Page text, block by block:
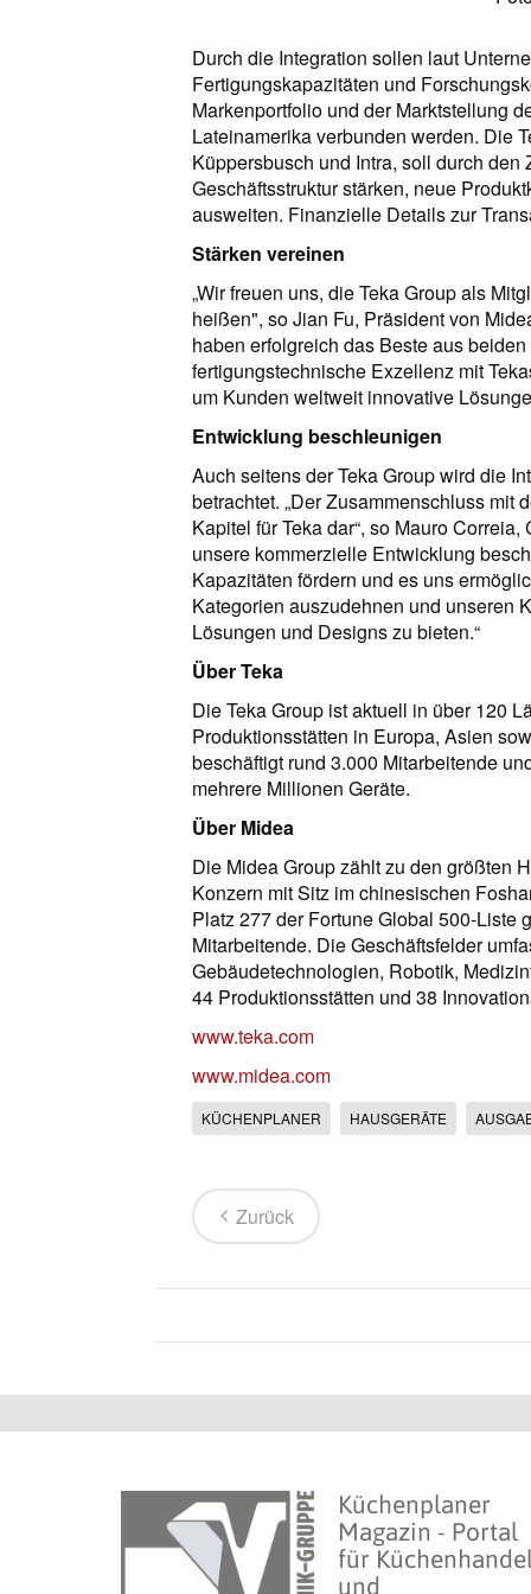
Durch die Integration sollen laut
Fertigungskapazitäten und
Markenportfolio und der Marktstellung
Lateinamerika verbunden werden. Die
Küppersbusch und Intra, soll durch
Geschäftsstruktur stärken, neue
ausweiten. Finanzielle Details zur
Stärken vereinen
„Wir freuen uns, die Teka Group als
heißen", so Jian Fu, Präsident von
haben erfolgreich das Beste aus
fertigungstechnische Exzellenz mit
um Kunden weltweit innovative
Entwicklung beschleunigen
Auch seitens der Teka Group wird die
betrachtet. „Der Zusammenschluss mit
Kapitel für Teka dar“, so Mauro
unsere kommerzielle Entwicklung
Kapazitäten fördern und es uns
Kategorien auszudehnen und unseren
Lösungen und Designs zu bieten.“
Über Teka
Die Teka Group ist aktuell in über 120
Produktionsstätten in Europa, Asien
beschäftigt rund 3.000 Mitarbeitende
mehrere Millionen Geräte.
Über Midea
Die Midea Group zählt zu den größten
Konzern mit Sitz im chinesischen
Platz 277 der Fortune Global 500-Liste
Mitarbeitende. Die Geschäftsfelder
Gebäudetechnologien, Robotik,
44 Produktionsstätten und 38
www.teka.com
www.midea.com
KÜCHENPLANER HAUSGERÄTE
Zurück
Küchenplaner
Magazin - Portal
für
und